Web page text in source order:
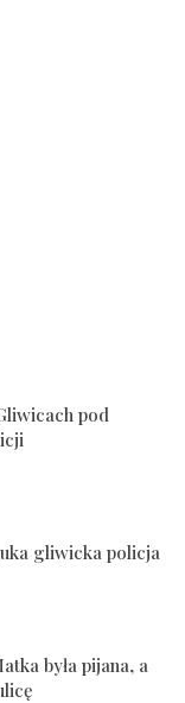
pod
gliwicka policja
była pijana, a